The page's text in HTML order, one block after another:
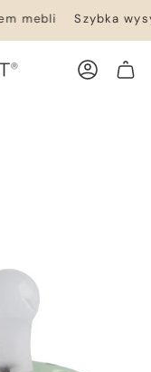
mebli Szybka
KONTO